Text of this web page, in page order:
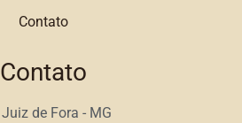
Contato
Contato
Juiz de Fora - MG